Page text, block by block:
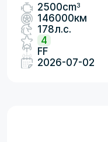
2500cm3
146000км
178л.с.
4
FF
2026-07-02